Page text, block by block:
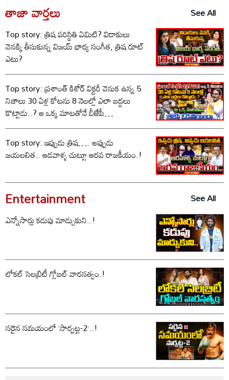
తాజా వార్తలు
See All
Top story: త్రిష పరిస్థితి ఏమిటి? విడాకులు
వెనక్కి తీసుకున్న విజయ్ భార్య సంగీత, త్రిష రూట్
ఎటు?
Top story: ప్రశాంత్ కిశోర్ విక్టరీ వెనుక ఉన్న 5
నిజాలు 30 ఏళ్ల కోటను 8 నెలల్లో ఎలా బద్దలు
కొట్టాడు..? ఆ ఒక్క మాటతోనే బీజేపీ
ఓడిపోయిందా..?
Top story: ఇప్పుడు త్రిష…. అప్పుడు
జయలలిత.. ఆడవాళ్ళ చుట్టూ ఆరవ రాజకీయం.!
Entertainment
See All
ఎన్నోసార్లు కడుపు మాడ్చుకుని..!
లోకల్ సెలబ్రిటీ గ్లోబల్ వారసత్వం.!
సరైన సమయంలో ‘సార్పట్ట-2’..!